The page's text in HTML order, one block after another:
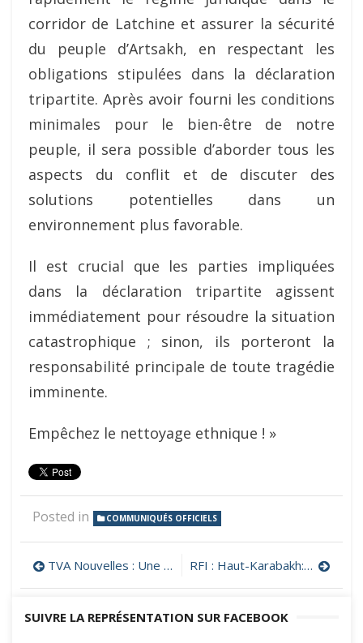
corridor de Latchine et assurer la sécurité
du peuple d’Artsakh, en respectant les
obligations stipulées dans la déclaration
tripartite. Après avoir fourni les conditions
minimales pour le bien-être de notre
peuple, il sera possible d’aborder tous les
aspects du conflit et de discuter des
solutions potentielles dans un
environnement plus favorable.
Il est crucial que les parties impliquées
dans la déclaration tripartite agissent
immédiatement pour résoudre la situation
catastrophique ; sinon, ils porteront la
responsabilité principale de toute tragédie
imminente.
Empêchez le nettoyage ethnique ! »
Posted in COMMUNIQUÉS OFFICIELS
Navigation
de
l’article
TVA Nouvelles : Une troisième guerre du Haut-Karabagh «très probable», estime le premier ministre arménien, Nikol Pachinian RFI : Haut-Karabakh: manifestations à Erevan et à Stepanakert pour la levée du blocus et le droit à l’autodétermination
SUIVRE LA REPRÉSENTATION SUR FACEBOOK